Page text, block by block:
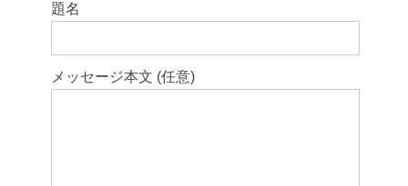
題名
メッセージ本文 (任意)